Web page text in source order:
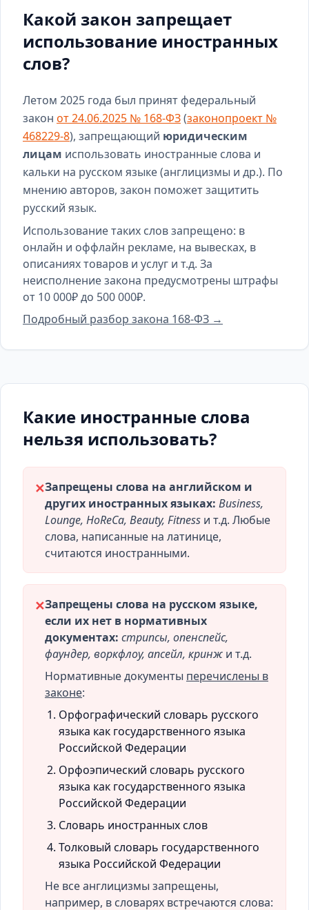
Какой закон запрещает
использование иностранных
слов?
Летом 2025 года был принят федеральный
закон от 24.06.2025 № 168-ФЗ(законопроект №
468229-8), запрещающий юридическим
лицам использовать иностранные слова и
кальки на русском языке (англицизмы и др.). По
мнению авторов, закон поможет защитить
русский язык.
Использование таких слов запрещено: в
онлайн и оффлайн рекламе, на вывесках, в
описаниях товаров и услуг и т.д. За
неисполнение закона предусмотрены штрафы
от 10 000₽ до 500 000₽.
Подробный разбор закона 168-ФЗ →
Какие иностранные слова
нельзя использовать?
✕Запрещены слова на английском и
других иностранных языках: Business,
Lounge, HoReCa, Beauty, Fitness и т.д. Любые
слова, написанные на латинице,
считаются иностранными.
✕Запрещены слова на русском языке,
если их нет в нормативных
документах: стрипсы, опенспейс,
фаундер, воркфлоу, апсейл, кринж и т.д.
Нормативные документы перечислены в
законе:
Орфографический словарь русского
языка как государственного языка
Российской Федерации
Орфоэпический словарь русского
языка как государственного языка
Российской Федерации
Словарь иностранных слов
Толковый словарь государственного
языка Российской Федерации
Не все англицизмы запрещены,
например, в словарях встречаются слова: